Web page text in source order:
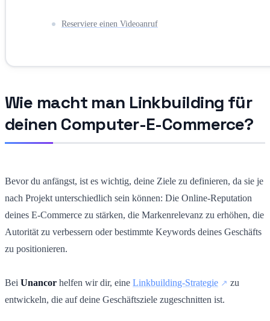
Reserviere einen Videoanruf
Wie macht man Linkbuilding für
deinen Computer-E-Commerce?
Bevor du anfängst, ist es wichtig, deine Ziele zu definieren, da sie je
nach Projekt unterschiedlich sein können: Die Online-Reputation
deines E-Commerce zu stärken, die Markenrelevanz zu erhöhen, die
Autorität zu verbessern oder bestimmte Keywords deines Geschäfts
zu positionieren.
Bei Unancor helfen wir dir, eine Linkbuilding-Strategie
zu
entwickeln, die auf deine Geschäftsziele zugeschnitten ist.